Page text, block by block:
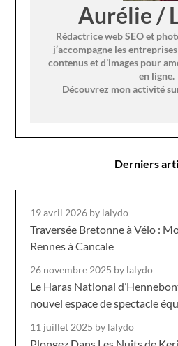
Aurélie /
Rédactrice web SEO et
j’accompagne les
contenus et d’images pour
en ligne.
Découvrez mon activité
Derniers
19 avril 2026 by lalydo
Traversée Bretonne à Vélo :
Rennes à Cancale
26 novembre 2025 by lalydo
Le Haras National
nouvel espace de spectacle
11 juillet 2025 by lalydo